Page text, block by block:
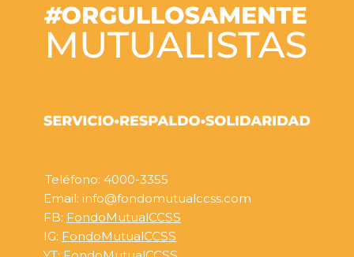
Teléfono: 4000-3355
Email: info@fondomutualccss.com
FB: FondoMutualCCSS
IG: FondoMutualCCSS